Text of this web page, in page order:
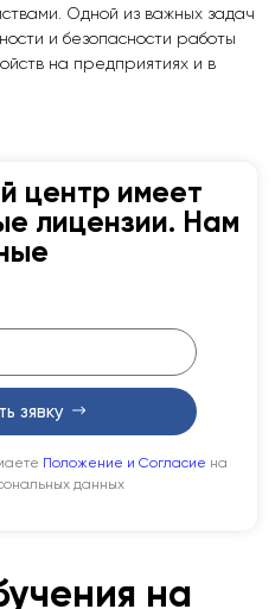
Одной из важных задач
и безопасности работы
на предприятиях и в
центр имеет
лицензии. Нам
зявку
Положение и Согласие на
данных
на